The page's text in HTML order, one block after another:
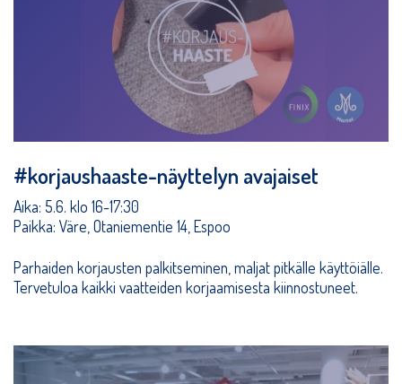
#korjaushaaste-näyttelyn avajaiset
Aika: 5.6. klo 16-17:30
Paikka: Väre, Otaniementie 14, Espoo
Parhaiden korjausten palkitseminen, maljat pitkälle käyttöiälle.
Tervetuloa kaikki vaatteiden korjaamisesta kiinnostuneet.